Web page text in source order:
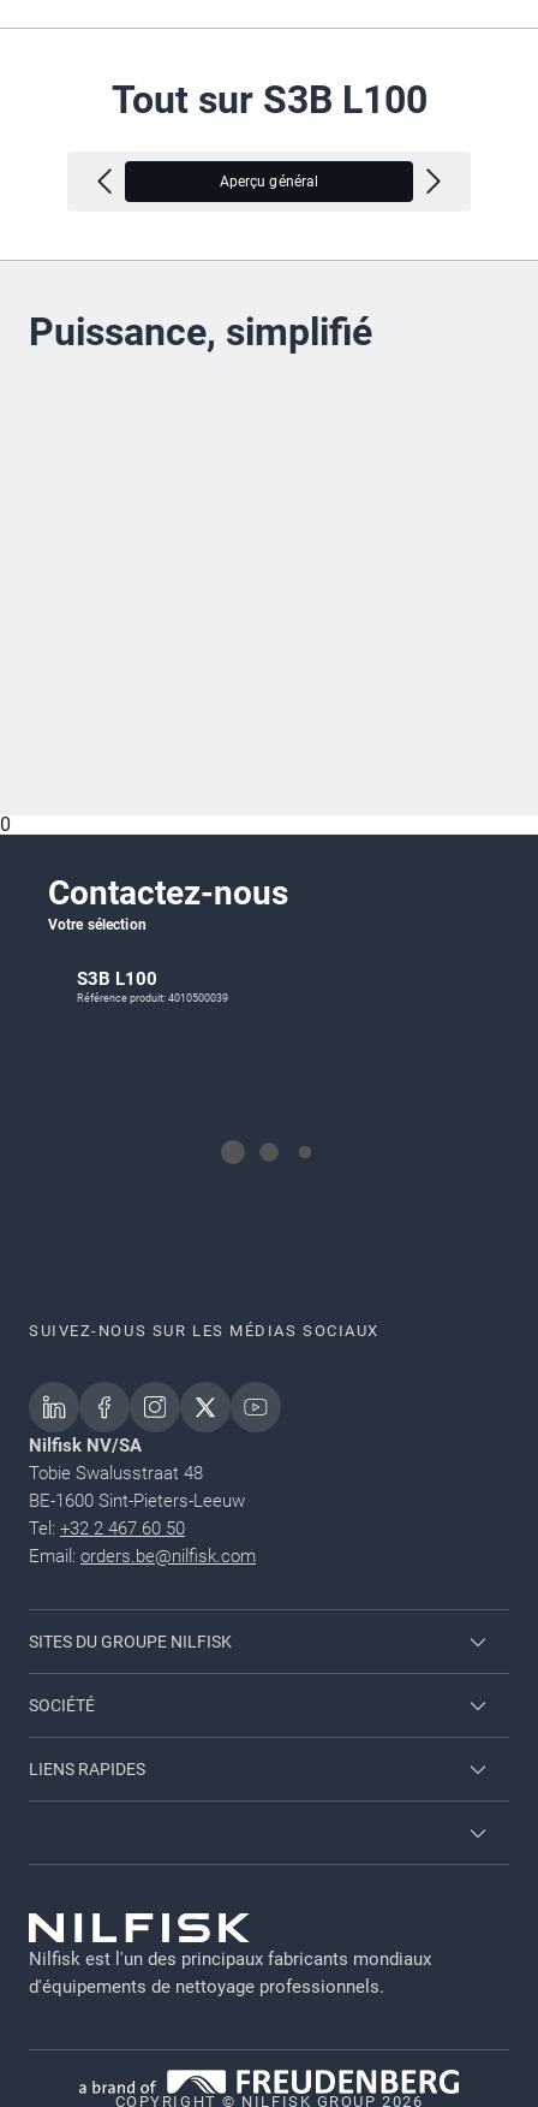
Tout sur S3B L100
Aperçu général
Puissance, simplifié
0
Contactez-nous
Votre sélection
S3B L100
Référence produit: 4010500039
SUIVEZ-NOUS SUR LES MÉDIAS SOCIAUX
Nilfisk NV/SA
Tobie Swalusstraat 48
BE-1600 Sint-Pieters-Leeuw
Tel: +32 2 467 60 50
Email: orders.be@nilfisk.com
SITES DU GROUPE NILFISK
Viper
Employee login
SOCIÉTÉ
A propos de nous
LIENS RAPIDES
Brochures
GDPR - FR
Notice légale
Politique relative aux cookies
Nilfisk est l'un des principaux fabricants mondiaux
d'équipements de nettoyage professionnels.
COPYRIGHT © NILFISK GROUP 2026